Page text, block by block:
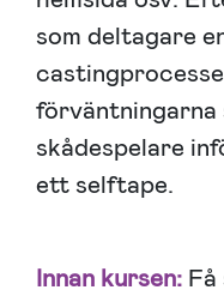
som deltagare
förväntningarna
skådespelare
ett selftape.
Innan kursen: